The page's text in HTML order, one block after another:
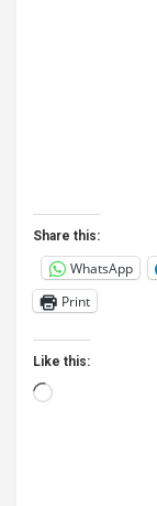
Share this:
WhatsApp
Print
Like this:
Loading…